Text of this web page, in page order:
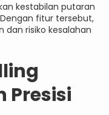
kestabilan putaran
fitur tersebut,
dan risiko kesalahan
Presisi